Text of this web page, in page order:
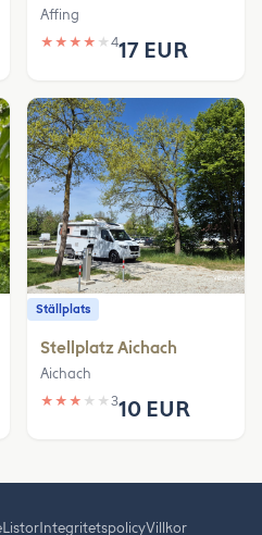
Affing
★ ★ ★ ★ ★ 417 EUR
Ställplats
Stellplatz Aichach
Aichach
★ ★ ★ ★ ★ 310 EUR
ListorIntegritetspolicyVillkor